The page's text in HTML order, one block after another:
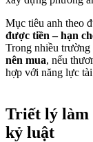
Mục tiêu anh theo
được tiền – hạn
Trong nhiều trường
nên mua, nếu
hợp với năng lực
Triết lý làm
kỷ luật